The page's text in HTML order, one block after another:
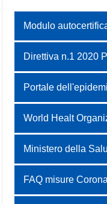
Modulo
Direttiva n.1 2020
Portale
World Healt
Ministero della
FAQ misure